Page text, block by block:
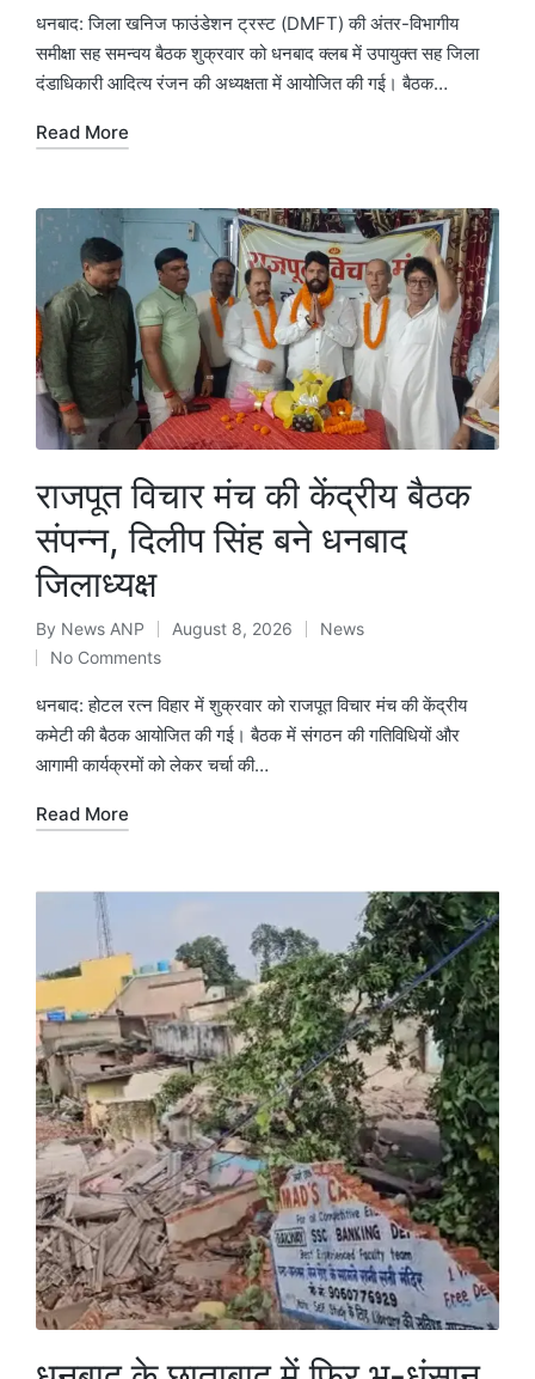
धनबाद: जिला खनिज फाउंडेशन ट्रस्ट (DMFT) की अंतर-विभागीय
समीक्षा सह समन्वय बैठक शुक्रवार को धनबाद क्लब में उपायुक्त सह जिला
दंडाधिकारी आदित्य रंजन की अध्यक्षता में आयोजित की गई। बैठक…
Read More
राजपूत विचार मंच की केंद्रीय बैठक
संपन्न, दिलीप सिंह बने धनबाद
जिलाध्यक्ष
Posted
by
By News ANP August 8, 2026
Posted
News
No Comments
धनबाद: होटल रत्न विहार में शुक्रवार को राजपूत विचार मंच की केंद्रीय
कमेटी की बैठक आयोजित की गई। बैठक में संगठन की गतिविधियों और
आगामी कार्यक्रमों को लेकर चर्चा की…
Read More